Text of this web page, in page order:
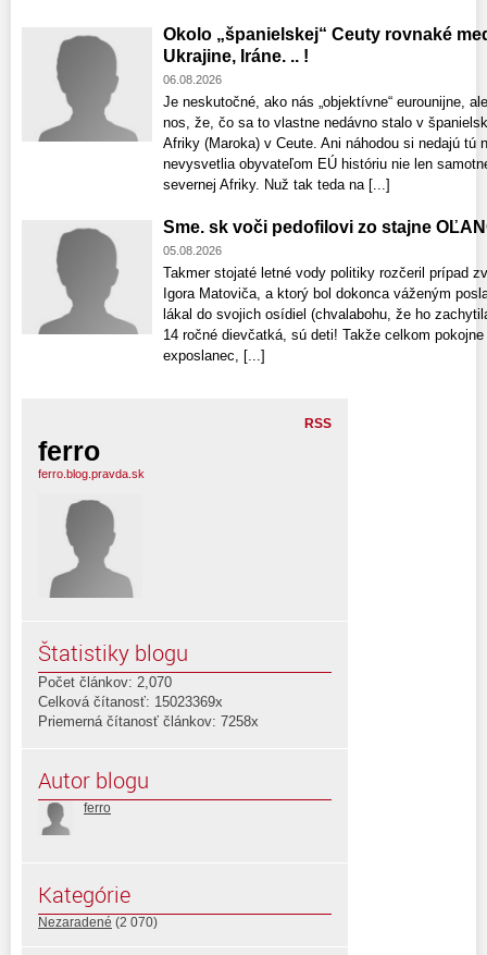
Okolo „španielskej“ Ceuty rovnaké
Ukrajine, Iráne. .. !
06.08.2026
Je neskutočné, ako nás „objektívne“ eurounijne,
nos, že, čo sa to vlastne nedávno stalo v
Afriky (Maroka) v Ceute. Ani náhodou si nedajú tú
nevysvetlia obyvateľom EÚ históriu nie len
severnej Afriky. Nuž tak teda na [...]
Sme. sk voči pedofilovi zo stajne
05.08.2026
Takmer stojaté letné vody politiky rozčeril prípad
Igora Matoviča, a ktorý bol dokonca váženým
lákal do svojich osídiel (chvalabohu, že ho
14 ročné dievčatká, sú deti! Takže celkom
exposlanec, [...]
RSS
ferro
ferro.blog.pravda.sk
Štatistiky blogu
Počet článkov: 2,070
Celková čítanosť: 15023369x
Priemerná čítanosť článkov: 7258x
Autor blogu
ferro
Kategórie
Nezaradené (2 070)